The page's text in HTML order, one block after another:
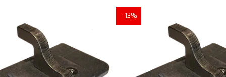
-13%